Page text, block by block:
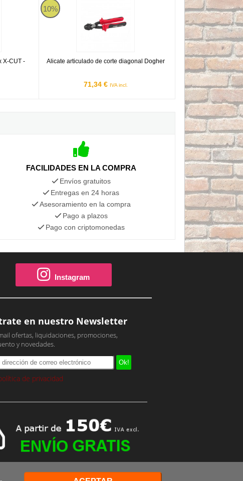
X-CUT -
10%
Alicate articulado de corte diagonal Dogher
71,34 € IVA incl.
FACILIDADES EN LA COMPRA
Envíos gratuitos
Entregas en 24 horas
Asesoramiento en la compra
Pago a plazos
Pago con criptomonedas
Instagram
en nuestro Newsletter
ofertas, liquidaciones, promociones,
y novedades.
de privacidad